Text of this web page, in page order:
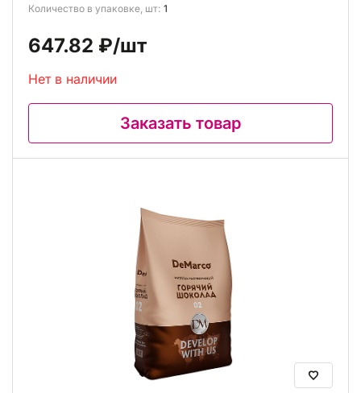
Количество в упаковке, шт: 1
647.82 ₽/шт
Нет в наличии
Заказать товар